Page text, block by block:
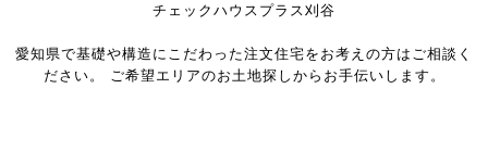
チェックハウスプラス刈谷
愛知県で基礎や構造にこだわった注文住宅を お考えの方はご相談く
ださい。
ご希望エリアのお土地探しからお手伝いします。